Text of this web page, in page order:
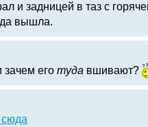
и задницей в таз с
вышла.
зачем его туда вшивают?
сюда